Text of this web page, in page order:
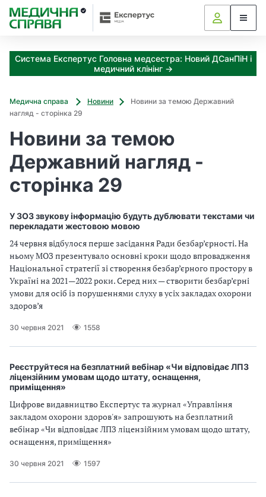
Система Експертус Головна медсестра: Новий ДСанПіН і
медичний клінінг →
Медична справа Новини
Новини за темою Державний
нагляд - сторінка 29
Новини за темою
Державний нагляд -
сторінка 29
У ЗОЗ звукову інформацію будуть дублювати текстами чи
перекладати жестовою мовою
24 червня відбулося перше засідання Ради безбар’єрності. На
ньому МОЗ презентувало основні кроки щодо впровадження
Національної стратегії зі створення безбар’єрного простору в
Україні на 2021—2022 роки. Серед них — створити безбар’єрні
умови для осіб із порушеннями слуху в усіх закладах охорони
здоров’я
30 червня 2021 1558
Реєструйтеся на безплатний вебінар «Чи відповідає ЛПЗ
ліцензійним умовам щодо штату, оснащення,
приміщення»
Цифрове видавництво Експертус та журнал «Управління
закладом охорони здоров'я» запрошують на безплатний
вебінар «Чи відповідає ЛПЗ ліцензійним умовам щодо штату,
оснащення, приміщення»
30 червня 2021 1597
З
а
к
з
о
и
м
ж
н
о
т
и
м
а
и
б
и
П
Р